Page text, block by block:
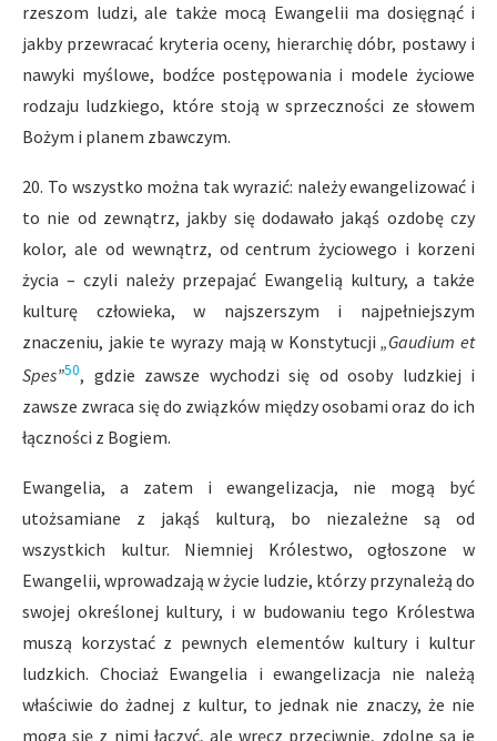
rzeszom ludzi, ale także mocą Ewangelii ma dosięgnąć i
jakby przewracać kryteria oceny, hierarchię dóbr, postawy i
nawyki myślowe, bodźce postępowania i modele życiowe
rodzaju ludzkiego, które stoją w sprzeczności ze słowem
Bożym i planem zbawczym.
20. To wszystko można tak wyrazić: należy ewangelizować i
to nie od zewnątrz, jakby się dodawało jakąś ozdobę czy
kolor, ale od wewnątrz, od centrum życiowego i korzeni
życia – czyli należy przepajać Ewangelią kultury, a także
kulturę człowieka, w najszerszym i najpełniejszym
znaczeniu, jakie te wyrazy mają w Konstytucji „Gaudium et
Spes”50, gdzie zawsze wychodzi się od osoby ludzkiej i
zawsze zwraca się do związków między osobami oraz do ich
łączności z Bogiem.
Ewangelia, a zatem i ewangelizacja, nie mogą być
utożsamiane z jakąś kulturą, bo niezależne są od
wszystkich kultur. Niemniej Królestwo, ogłoszone w
Ewangelii, wprowadzają w życie ludzie, którzy przynależą do
swojej określonej kultury, i w budowaniu tego Królestwa
muszą korzystać z pewnych elementów kultury i kultur
ludzkich. Chociaż Ewangelia i ewangelizacja nie należą
właściwie do żadnej z kultur, to jednak nie znaczy, że nie
mogą się z nimi łączyć, ale wręcz przeciwnie, zdolne są je